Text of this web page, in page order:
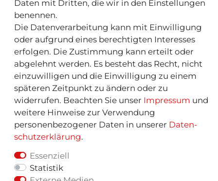
Daten mit Dritten, die wir in den Einstellungen
benennen.
Die Datenverarbeitung kann mit Einwilligung
oder aufgrund eines berechtigten Interesses
erfolgen. Die Zustimmung kann erteilt oder
abgelehnt werden. Es besteht das Recht, nicht
einzuwilligen und die Einwilligung zu einem
späteren Zeitpunkt zu ändern oder zu
widerrufen. Beachten Sie unser Impressum und
weitere Hinweise zur Verwendung
personenbezogener Daten in unserer Daten­
schutz­erklärung.
Essenziell
Statistik
Informationen "MeinEinkauf.ch"
© Copyright 2026 | Alle Rechte vorbehalten.